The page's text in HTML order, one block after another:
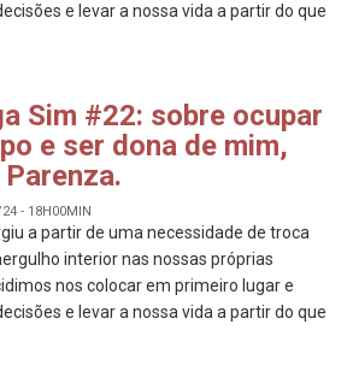
e levar a nossa vida a partir do que
Sim #22: sobre ocupar
e ser dona de mim,
- 18H00MIN
a partir de uma necessidade de troca
interior nas nossas próprias
nos colocar em primeiro lugar e
e levar a nossa vida a partir do que